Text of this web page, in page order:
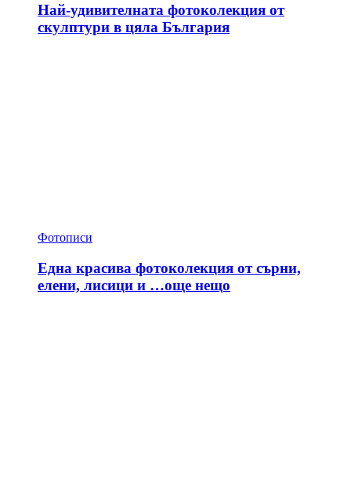
Най-удивителната фотоколекция от
скулптури в цяла България
Фотописи
Една красива фотоколекция от сърни,
елени, лисици и …още нещо